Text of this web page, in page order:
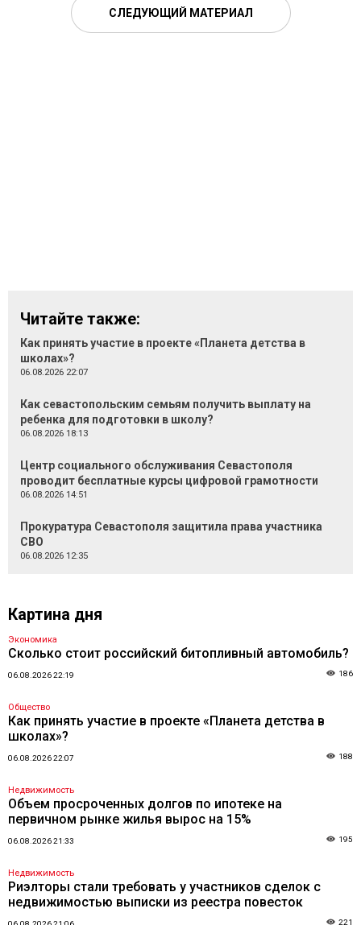
СЛЕДУЮЩИЙ МАТЕРИАЛ
Читайте также:
Как принять участие в проекте «Планета детства в
школах»?
06.08.2026 22:07
Как севастопольским семьям получить выплату на
ребенка для подготовки в школу?
06.08.2026 18:13
Центр социального обслуживания Севастополя
проводит бесплатные курсы цифровой грамотности
06.08.2026 14:51
Прокуратура Севастополя защитила права участника
СВО
06.08.2026 12:35
Картина дня
Экономика
Сколько стоит российский битопливный автомобиль?
06.08.2026 22:19 186
Общество
Как принять участие в проекте «Планета детства в
школах»?
06.08.2026 22:07 188
Недвижимость
Объем просроченных долгов по ипотеке на
первичном рынке жилья вырос на 15%
06.08.2026 21:33 195
Недвижимость
Риэлторы стали требовать у участников сделок с
недвижимостью выписки из реестра повесток
221